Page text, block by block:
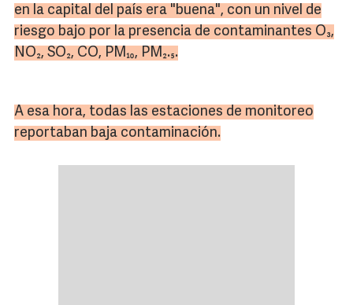
en la capital del país era "buena", con un nivel de
riesgo bajo por la presencia de contaminantes O₃,
NO₂, SO₂, CO, PM₁₀, PM₂.₅.
A esa hora, todas las estaciones de monitoreo
reportaban baja contaminación.